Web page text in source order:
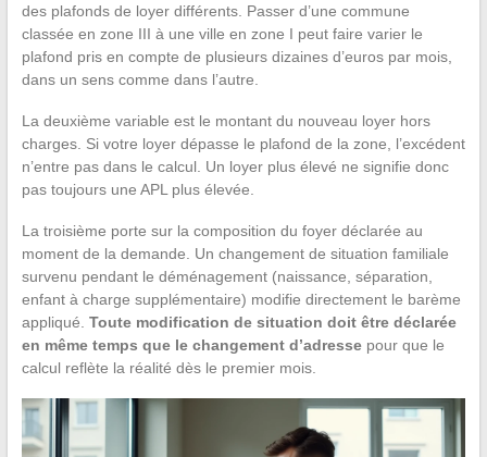
des plafonds de loyer différents. Passer d’une commune
classée en zone III à une ville en zone I peut faire varier le
plafond pris en compte de plusieurs dizaines d’euros par mois,
dans un sens comme dans l’autre.
La deuxième variable est le montant du nouveau loyer hors
charges. Si votre loyer dépasse le plafond de la zone, l’excédent
n’entre pas dans le calcul. Un loyer plus élevé ne signifie donc
pas toujours une APL plus élevée.
La troisième porte sur la composition du foyer déclarée au
moment de la demande. Un changement de situation familiale
survenu pendant le déménagement (naissance, séparation,
enfant à charge supplémentaire) modifie directement le barème
appliqué. Toute modification de situation doit être déclarée
en même temps que le changement d’adressepour que le
calcul reflète la réalité dès le premier mois.